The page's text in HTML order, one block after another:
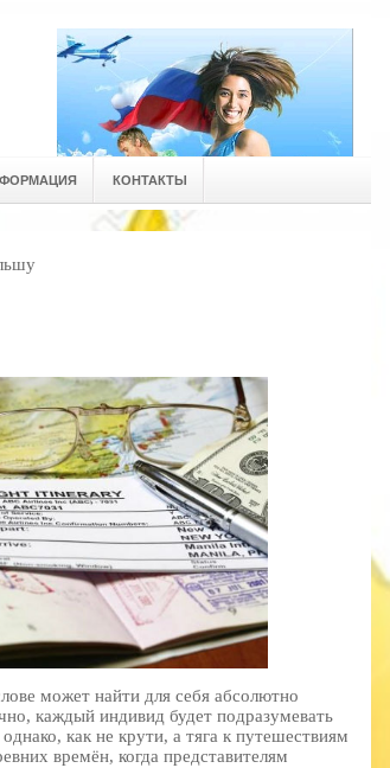
КОНТАКТЫ
может найти для себя абсолютно
каждый индивид будет подразумевать
как не крути, а тяга к путешествиям
времён, когда представителям